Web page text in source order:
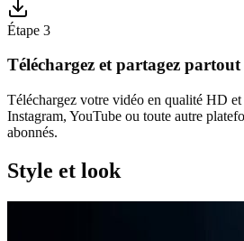
Étape 3
Téléchargez et partagez partout
Téléchargez votre vidéo en qualité HD
Instagram, YouTube ou toute autre
abonnés.
Style et look